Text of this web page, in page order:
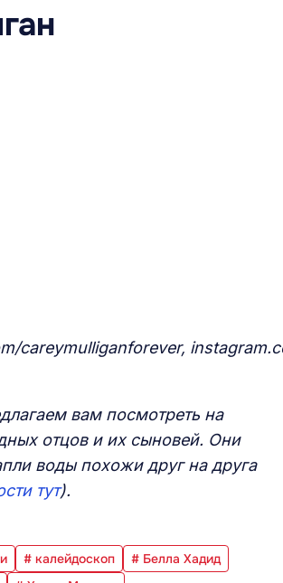
careymulliganforever,
вам посмотреть на
отцов и их сыновей. Они
воды похожи друг на друга
тут).
# калейдоскоп
# Белла Хадид